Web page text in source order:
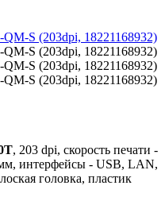
, 203 dpi, скорость печати -
интерфейсы - USB, LAN,
головка, пластик